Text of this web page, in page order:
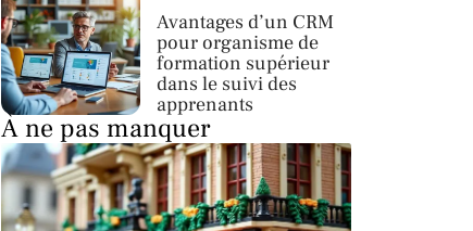
Avantages d’un CRM
pour organisme de
formation supérieur
dans le suivi des
apprenants
À ne pas manquer